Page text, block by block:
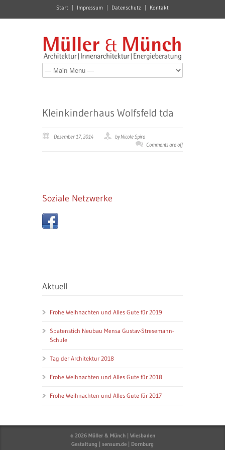
Start Impressum Datenschutz Kontakt
Kleinkinderhaus Wolfsfeld tda
Dezember 17, 2014
by Nicole Spira
Comments are off
Soziale Netzwerke
Aktuell
Frohe Weihnachten und Alles Gute für 2019
Spatenstich Neubau Mensa Gustav-Stresemann-
Schule
Tag der Architektur 2018
Frohe Weihnachten und Alles Gute für 2018
Frohe Weihnachten und Alles Gute für 2017
© 2026 Müller & Münch | Wiesbaden
Gestaltung | sensum.de | Dornburg